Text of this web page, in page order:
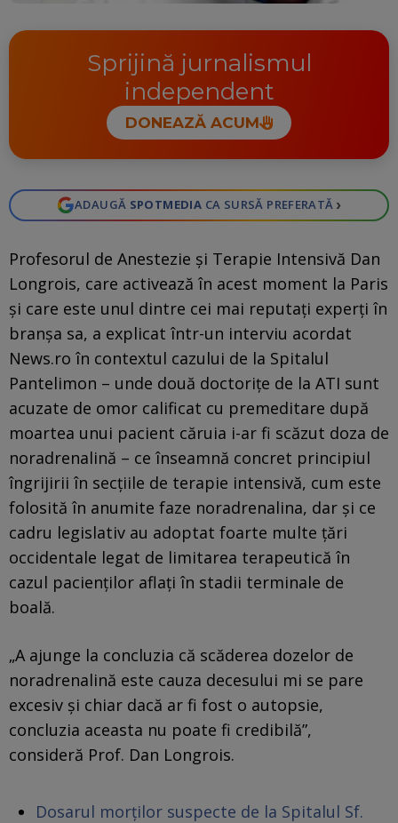
Sprijină jurnalismul
independent
DONEAZĂ ACUM
ADAUGĂ SPOTMEDIA CA SURSĂ PREFERATĂ ›
Profesorul de Anestezie şi Terapie Intensivă Dan
Longrois, care activează în acest moment la Paris
şi care este unul dintre cei mai reputaţi experţi în
branşa sa, a explicat într-un interviu acordat
News.ro în contextul cazului de la Spitalul
Pantelimon – unde două doctoriţe de la ATI sunt
acuzate de omor calificat cu premeditare după
moartea unui pacient căruia i-ar fi scăzut doza de
noradrenalină – ce înseamnă concret principiul
îngrijirii în secţiile de terapie intensivă, cum este
folosită în anumite faze noradrenalina, dar şi ce
cadru legislativ au adoptat foarte multe ţări
occidentale legat de limitarea terapeutică în
cazul pacienţilor aflaţi în stadii terminale de
boală.
„A ajunge la concluzia că scăderea dozelor de
noradrenalină este cauza decesului mi se pare
excesiv şi chiar dacă ar fi fost o autopsie,
concluzia aceasta nu poate fi credibilă”,
consideră Prof. Dan Longrois.
Dosarul morților suspecte de la Spitalul Sf.